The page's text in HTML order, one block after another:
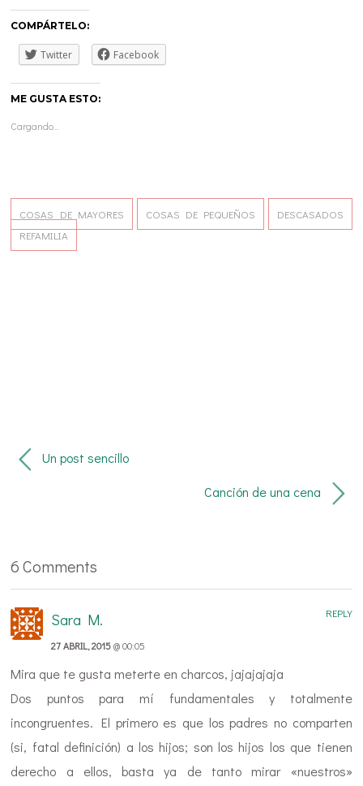
COMPÁRTELO:
Twitter Facebook
ME GUSTA ESTO:
Cargando...
COSAS DE MAYORES COSAS DE PEQUEÑOS
DESCASADOS
REFAMILIA
Un post sencillo
Canción de una cena
6 Comments
Sara M.
27 ABRIL, 2015@ 00:05
Mira que te gusta meterte en charcos, jajajajaja
Dos puntos para mí fundamentales y totalmente
incongruentes. El primero es que los padres no comparten
(si, fatal definición) a los hijos; son los hijos los que tienen
derecho a ellos, basta ya de tanto mirar «nuestros»
REPLY